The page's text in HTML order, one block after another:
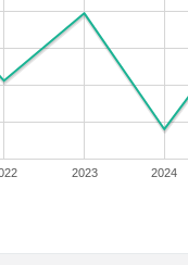
2023 2024